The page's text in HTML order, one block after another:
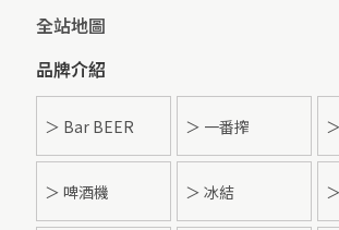
全站地圖
品牌介紹
＞ Bar BEER ＞ 一番搾
＞ 啤酒機 ＞ 冰結